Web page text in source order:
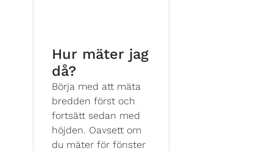
Hur mäter jag
då?
Börja med att mäta
bredden först och
fortsätt sedan med
höjden. Oavsett om
du mäter för fönster